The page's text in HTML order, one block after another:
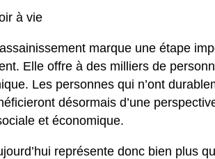
à vie
marque une étape
Elle offre à des milliers de
Les personnes qui n’ont
désormais d’une
et économique.
représente donc bien plus